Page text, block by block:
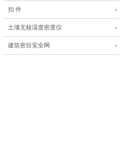
扣 件
土壤无核湿度密度仪
建筑密目安全网